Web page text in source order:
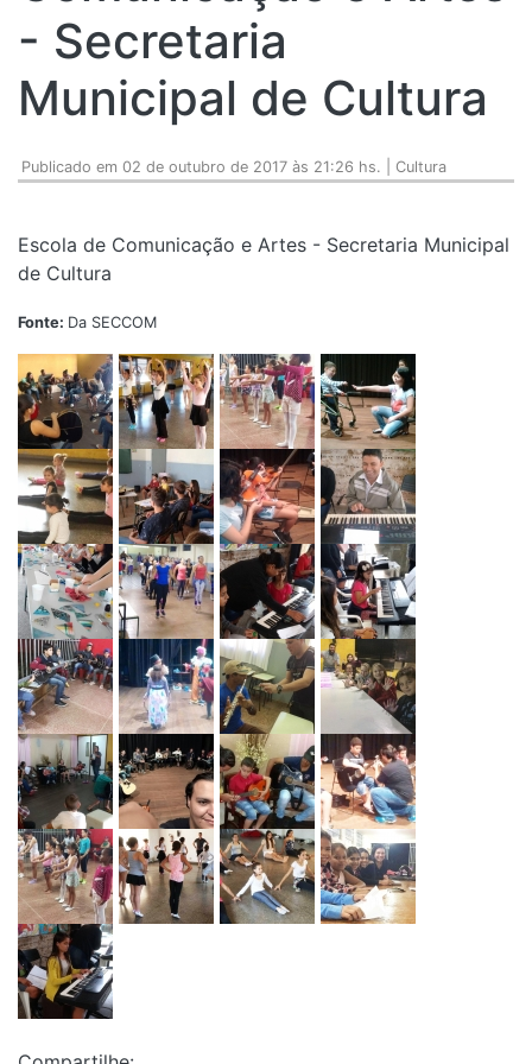
- Secretaria
Municipal de Cultura
Publicado em 02 de outubro de 2017 às 21:26 hs. | Cultura
Escola de Comunicação e Artes - Secretaria Municipal
de Cultura
Fonte: Da SECCOM